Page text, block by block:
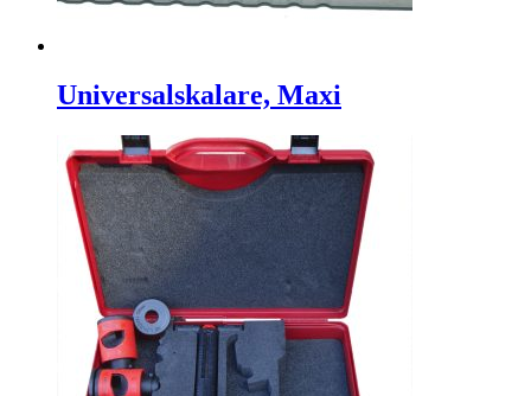
Universalskalare, Maxi